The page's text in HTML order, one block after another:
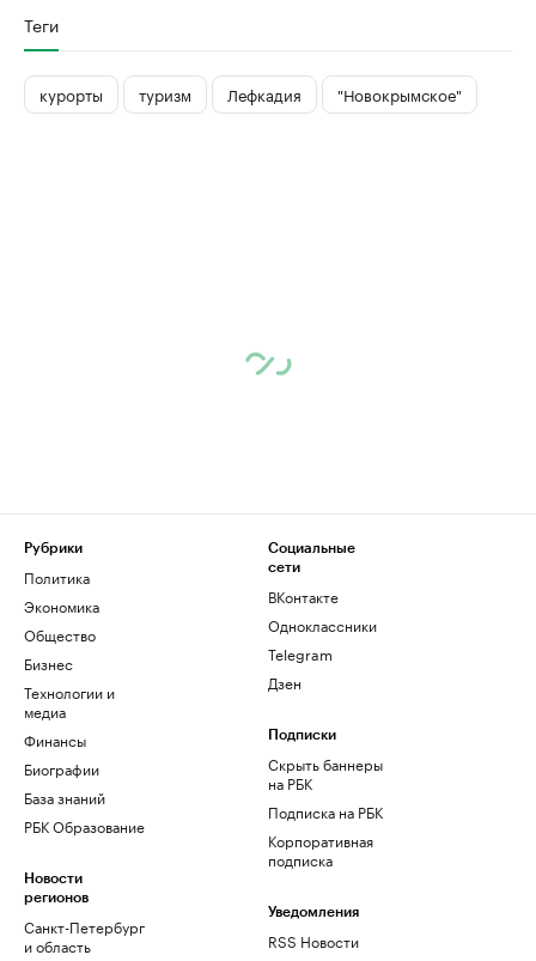
Теги
курорты туризм Лефкадия "Новокрымское"
Рубрики
Политика
Экономика
Общество
Бизнес
Технологии и
медиа
Финансы
Биографии
База знаний
РБК Образование
Новости
регионов
Санкт-Петербург
и область
Социальные
сети
ВКонтакте
Одноклассники
Telegram
Дзен
Подписки
Скрыть баннеры
на РБК
Подписка на РБК
Корпоративная
подписка
Уведомления
RSS Новости